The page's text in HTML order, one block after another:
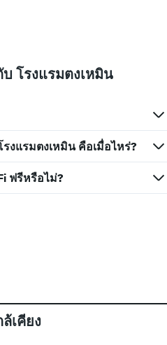
โรงแรมตงเหมิน
งแรมตงเหมิน คือเมื่อไหร่?
ฟรีหรือไม่?
เคียง